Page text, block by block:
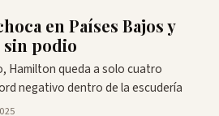
en Países Bajos y
sin podio
Hamilton queda a solo cuatro
negativo dentro de la escudería